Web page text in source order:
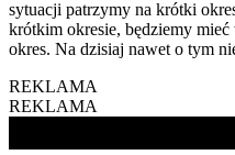
sytuacji patrzymy na krótki
krótkim okresie, będziemy mieć
okres. Na dzisiaj nawet o tym
REKLAMA
REKLAMA